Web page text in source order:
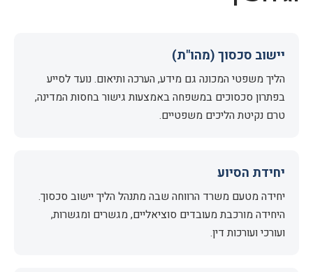
יישוב סכסוך (מהו"ת)
הליך משפטי המכונה גם מידע, הערכה ותיאום. נועד לסייע
בפתרון סכסוכים במשפחה באמצעות גישור בחסות המדינה,
טרם נקיטת הליכים משפטיים.
יחידת הסיוע
יחידה מטעם משרד הרווחה שבה מתנהל הליך יישוב סכסוך.
היחידה מורכבת מעובדים סוציאליים, מגשרים ומגשרות,
ועורכי ועורכות דין.